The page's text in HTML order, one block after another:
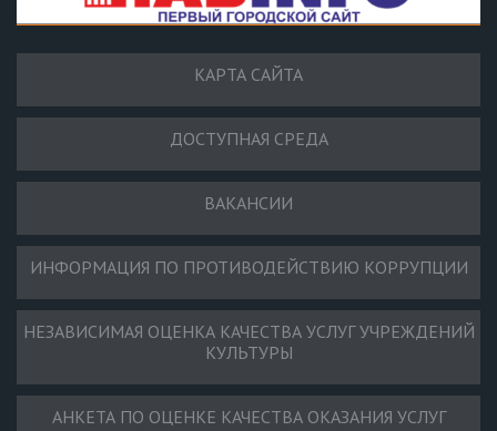
КАРТА САЙТА
ДОСТУПНАЯ СРЕДА
ВАКАНСИИ
ИНФОРМАЦИЯ ПО ПРОТИВОДЕЙСТВИЮ КОРРУПЦИИ
НЕЗАВИСИМАЯ ОЦЕНКА КАЧЕСТВА УСЛУГ УЧРЕЖДЕНИЙ
КУЛЬТУРЫ
АНКЕТА ПО ОЦЕНКЕ КАЧЕСТВА ОКАЗАНИЯ УСЛУГ